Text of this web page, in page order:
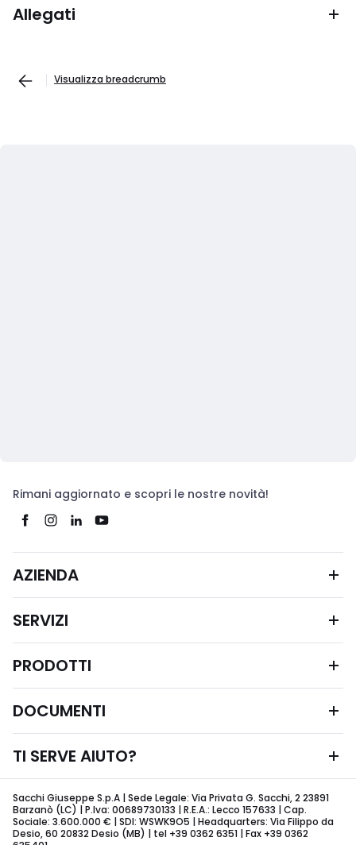
Allegati
Visualizza breadcrumb
Rimani aggiornato e scopri le nostre novità!
AZIENDA
SERVIZI
PRODOTTI
DOCUMENTI
TI SERVE AIUTO?
Sacchi Giuseppe S.p.A | Sede Legale: Via Privata G. Sacchi, 2 23891
Barzanò (LC) | P.Iva: 00689730133 | R.E.A.: Lecco 157633 | Cap.
Sociale: 3.600.000 € | SDI: WSWK9O5 | Headquarters: Via Filippo da
Desio, 60 20832 Desio (MB) | tel +39 0362 6351 | Fax +39 0362